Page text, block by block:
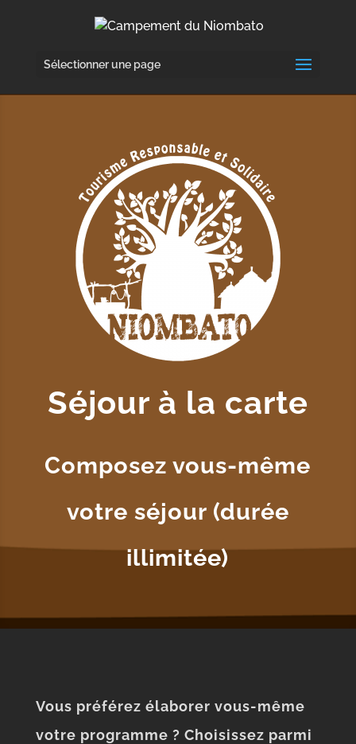
Sélectionner une page
Séjour à la carte
Composez vous-même
votre séjour (durée
illimitée)
Vous préférez élaborer vous-même
votre programme ? Choisissez parmi